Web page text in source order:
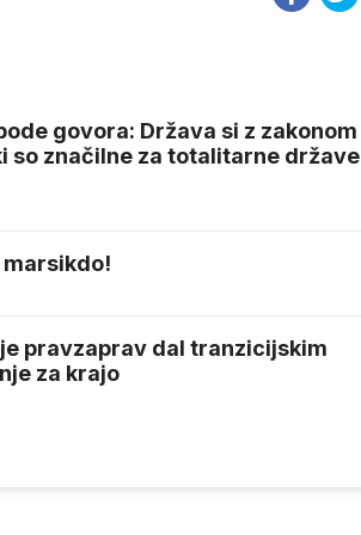
govora: Država si z zakonom
so značilne za totalitarne države
marsikdo!
pravzaprav dal tranzicijskim
za krajo